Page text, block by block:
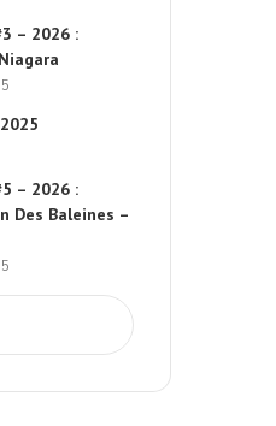
– 2026 :
– 2026 :
Des Baleines –